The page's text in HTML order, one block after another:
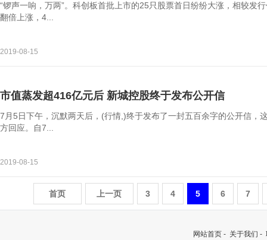
“锣声一响，万两”。科创板首批上市的25只股票首日纷纷大涨，相较发
翻倍上涨，4...
2019-08-15
市值蒸发超416亿元后 新城控股终于发布公开信
7月5日下午，沉默两天后，(行情,)终于发布了一封五百余字的公开信，
方回应。自7...
2019-08-15
首页 上一页 3 4 5 6 7
网站首页 - 关于我们 -